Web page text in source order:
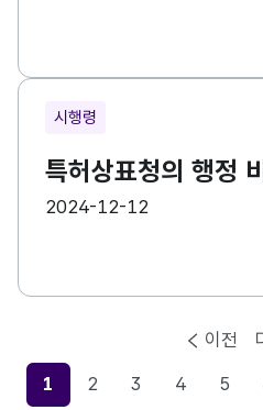
시행령
특허상표청의 행정
등록일
2024-12-12
이전
현재페이지
1 2 3 4 5